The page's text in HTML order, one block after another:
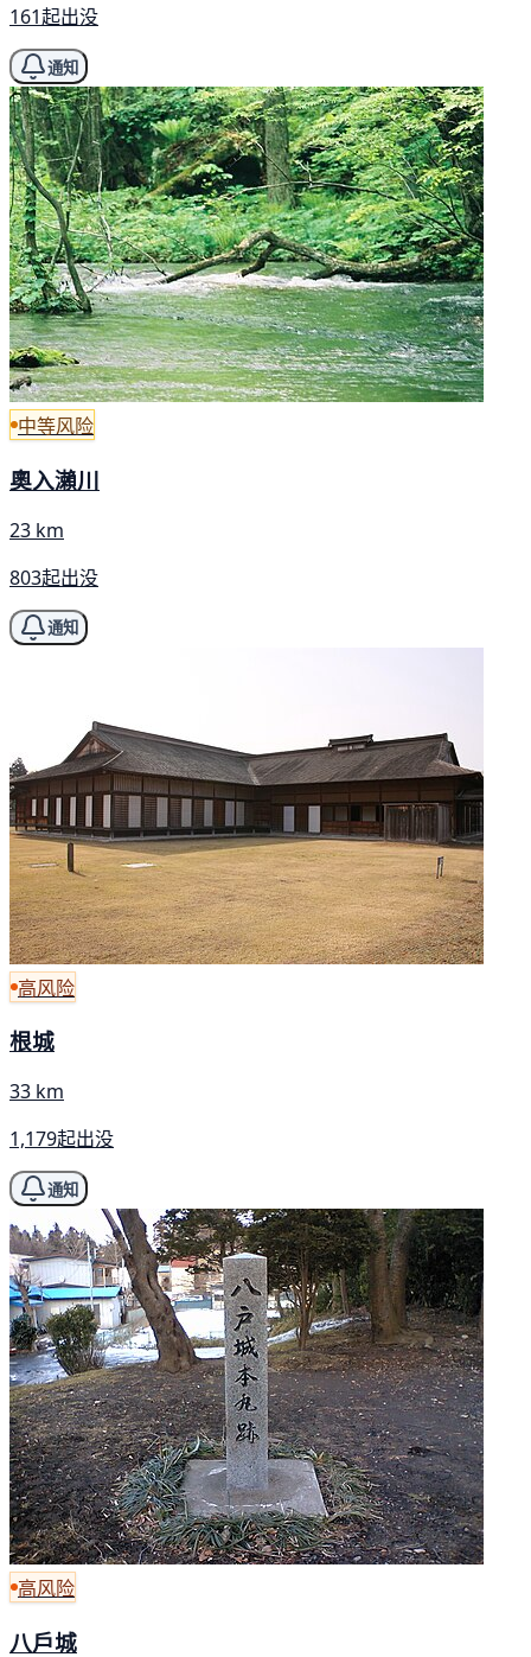
161起出没
通知
中等风险
奧入瀨川
23 km
803起出没
通知
高风险
根城
33 km
1,179起出没
通知
高风险
八戶城